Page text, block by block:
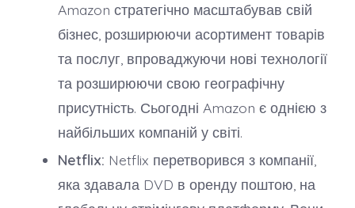
Amazon стратегічно масштабував свій
бізнес, розширюючи асортимент товарів
та послуг, впроваджуючи нові технології
та розширюючи свою географічну
присутність. Сьогодні Amazon є однією з
найбільших компаній у світі.
Netflix: Netflix перетворився з компанії,
яка здавала DVD в оренду поштою, на